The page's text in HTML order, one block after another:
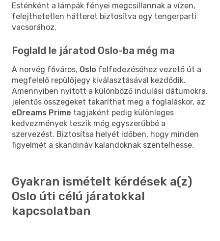
Esténként a lámpák fényei megcsillannak a vízen,
felejthetetlen hátteret biztosítva egy tengerparti
vacsorához.
Foglald le járatod Oslo-ba még ma
A norvég főváros, Oslo felfedezéséhez vezető út a
megfelelő repülőjegy kiválasztásával kezdődik.
Amennyiben nyitott a különböző indulási dátumokra,
jelentős összegeket takaríthat meg a foglaláskor, az
eDreams Prime tagjaként pedig különleges
kedvezmények teszik még egyszerűbbé a
szervezést. Biztosítsa helyét időben, hogy minden
figyelmét a skandináv kalandoknak szentelhesse.
Gyakran ismételt kérdések a(z)
Oslo úti célú járatokkal
kapcsolatban